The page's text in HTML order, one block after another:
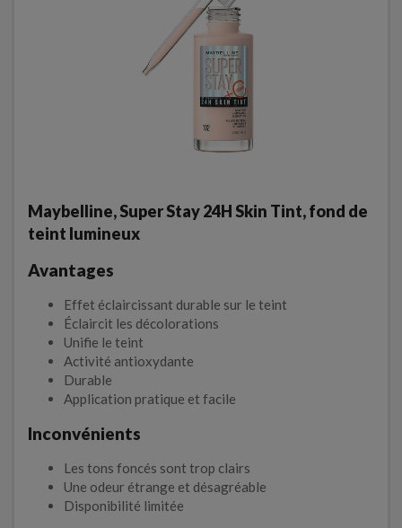
Maybelline, Super Stay 24H Skin Tint, fond de
teint lumineux
Avantages
Effet éclaircissant durable sur le teint
Éclaircit les décolorations
Unifie le teint
Activité antioxydante
Durable
Application pratique et facile
Inconvénients
Les tons foncés sont trop clairs
Une odeur étrange et désagréable
Disponibilité limitée